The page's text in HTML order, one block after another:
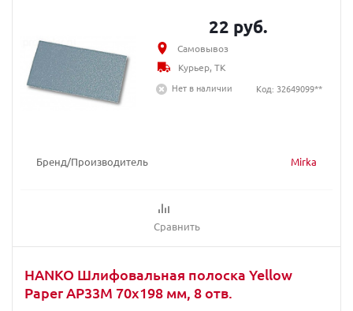
Бренд/Производитель Mirka
Сравнить
22 руб.
Самовывоз
Курьер, ТК
Нет в наличии
Код: 32649099**
HANKO Шлифовальная полоска Yellow
Paper AP33M 70x198 мм, 8 отв.